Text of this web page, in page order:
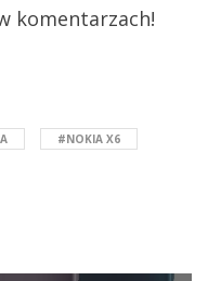
komentarzach!
#NOKIA X6